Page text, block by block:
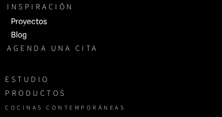
INSPIRACIÓN
Proyectos
Blog
AGENDA UNA CITA
ESTUDIO
PRODUCTOS
COCINAS CONTEMPORÁNEAS